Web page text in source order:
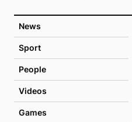
News
Sport
People
Videos
Games